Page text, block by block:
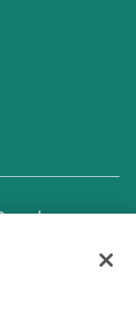
y
sitios web